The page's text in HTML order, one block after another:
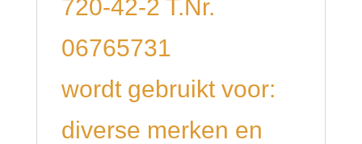
720-42-2 T.Nr.
06765731
wordt gebruikt voor:
diverse merken en